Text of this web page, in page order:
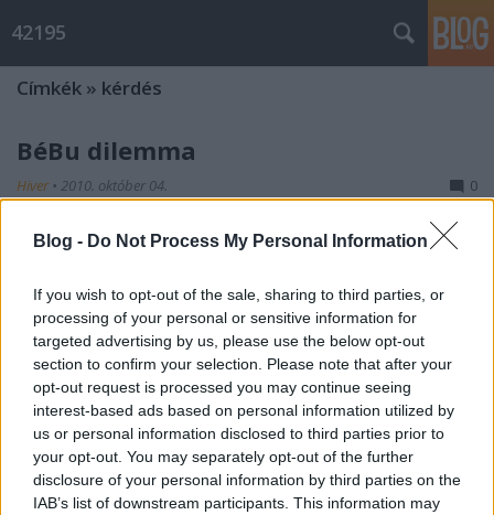
Blog - Do Not Process My Personal Information
If you wish to opt-out of the sale, sharing to third parties, or
processing of your personal or sensitive information for
targeted advertising by us, please use the below opt-out
section to confirm your selection. Please note that after your
opt-out request is processed you may continue seeing
interest-based ads based on personal information utilized by
us or personal information disclosed to third parties prior to
your opt-out. You may separately opt-out of the further
disclosure of your personal information by third parties on the
IAB’s list of downstream participants. This information may
42195
Címkék » kérdés
BéBu dilemma
Hiver • 2010. október 04. 0
pro: ütőképes lánycsapat, talán ez az utolsó ilyen lehetőségem az életben -
kontra: kevés szabival, szoros mh-i ...
Kérdés Gabihoz
2010. október 04.
-Beszámolót akaruuuuuunk!
-Na de gyerekek, talán inkább kérünk! :o)
Csókolom, mikor lesz már hét vége felé?